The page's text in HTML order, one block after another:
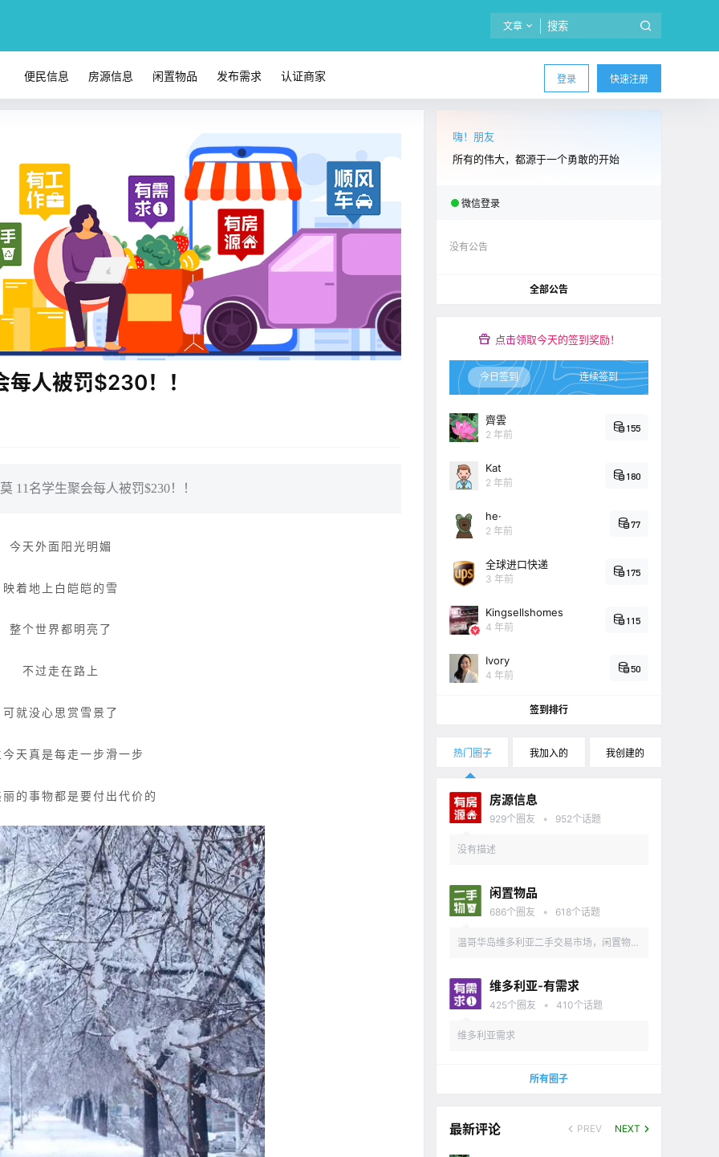
文章
登录 快速注册
便民信息 房源信息 闲置物品 发布需求 认证商家
人被罚$230！！
11名学生聚会每人被罚$230！！
今天外面阳光明媚
映着地上白皑皑的雪
整个世界都明亮了
不过走在路上
可就没心思赏雪景了
今天真是每走一步滑一步
的事物都是要付出代价的
嗨！朋友
所有的伟大，都源于一个勇敢的开始
微信登录
没有公告
全部公告
点击领取今天的签到奖励！
今日签到 连续签到
齊雲
2 年前
155
Kat
2 年前
180
he·
2 年前
77
全球进口快递
3 年前
175
Kingsellshomes
4 年前
115
Ivory
4 年前
50
签到排行
热门圈子 我加入的 我创建的
房源信息
929个圈友 • 952个话题
没有描述
闲置物品
686个圈友 • 618个话题
温哥华岛维多利亚二手交易市场，闲置物品
维多利亚-有需求
425个圈友 • 410个话题
维多利亚需求
所有圈子
最新评论 PREV NEXT